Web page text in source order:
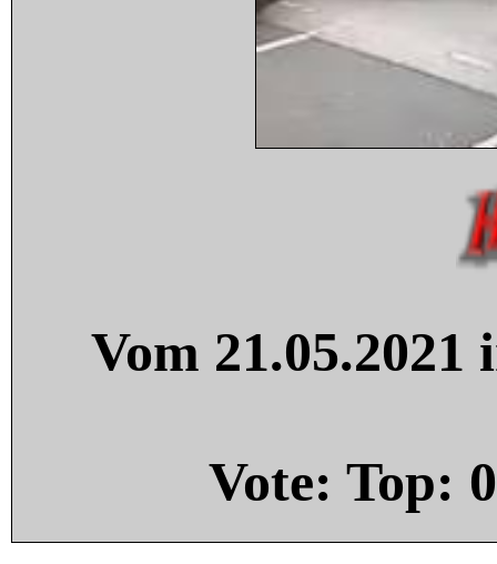
Vom
Vote: Top: 0